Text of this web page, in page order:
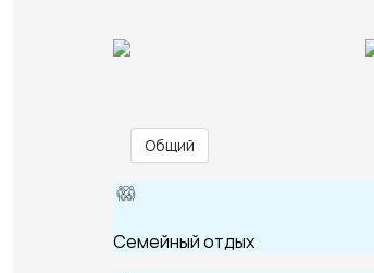
Общий
Семейный отдых